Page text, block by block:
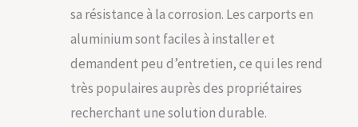
sa résistance à la corrosion. Les carports en
aluminium sont faciles à installer et
demandent peu d’entretien, ce qui les rend
très populaires auprès des propriétaires
recherchant une solution durable.